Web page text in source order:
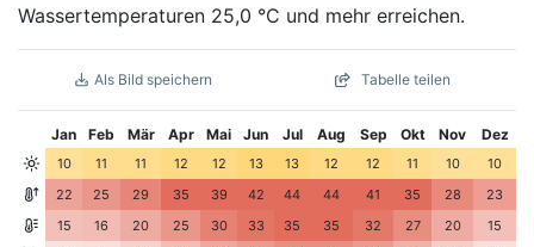
Wassertemperaturen 25,0 °C und mehr erreichen.
Als Bild speichern Tabelle teilen
Jan Feb Mär Apr Mai Jun Jul Aug Sep Okt Nov Dez
10 11 11 12 12 13 13 12 12 11 10
10
22
25 29 35 39 42 44 44 41 35 28
23
15
16 20 25 30 33 35 35 32 27 20
15